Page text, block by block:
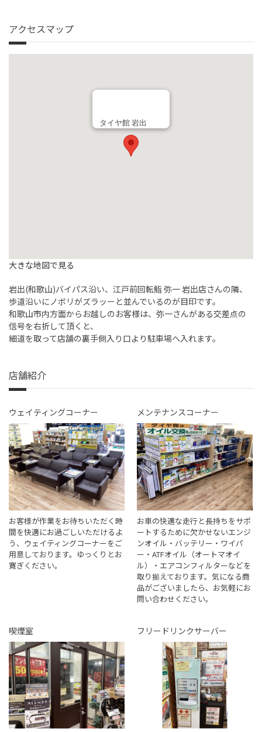
アクセスマップ
タイヤ館 岩出
大きな地図で見る
岩出(和歌山)バイパス沿い、江戸前回転鮨 弥一 岩出店さんの隣、
歩道沿いにノボリがズラッーと並んでいるのが目印です。
和歌山市内方面からお越しのお客様は、弥一さんがある交差点の
信号を右折して頂くと、
細道を取って店舗の裏手側入り口より駐車場へ入れます。
店舗紹介
ウェイティングコーナー
お客様が作業をお待ちいただく時
間を快適にお過ごしいただけるよ
う、ウェイティングコーナーをご
用意しております。ゆっくりとお
寛ぎください。
メンテナンスコーナー
お車の快適な走行と長持ちをサポ
ートするために欠かせないエンジ
ンオイル・バッテリー・ワイパ
ー・ATFオイル（オートマオイ
ル）・エアコンフィルターなどを
取り揃えております。気になる商
品がございましたら、お気軽にお
問い合わせください。
喫煙室 フリードリンクサーバー